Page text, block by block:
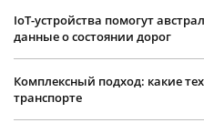
IoT-устройства помогут
данные о состоянии дорог
Комплексный подход: какие
транспорте